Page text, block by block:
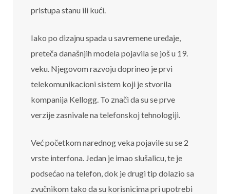
pristupa stanu ili kući.
Iako po dizajnu spada u savremene uređaje,
preteča današnjih modela pojavila se još u 19.
veku. Njegovom razvoju doprineo je prvi
telekomunikacioni sistem koji je stvorila
kompanija Kellogg. To znači da su se prve
verzije zasnivale na telefonskoj tehnologiji.
Već početkom narednog veka pojavile su se 2
vrste interfona. Jedan je imao slušalicu, te je
podsećao na telefon, dok je drugi tip dolazio sa
zvučnikom tako da su korisnicima pri upotrebi